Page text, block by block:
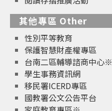
其他專區 Other
性別平等教育
保護智慧財產權專區
台南二區輔導諮商中心※
學生事務資訊網
移民署ICERD專區
國教署公文公告平台